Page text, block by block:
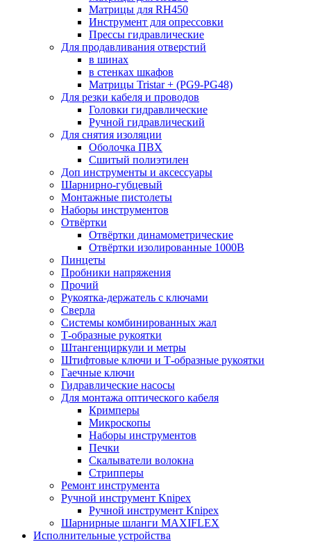
Матрицы для RH450
Инструмент для опрессовки
Прессы гидравлические
Для продавливания отверстий
в шинах
в стенках шкафов
Матрицы Tristar + (PG9-PG48)
Для резки кабеля и проводов
Головки гидравлические
Ручной гидравлический
Для снятия изоляции
Оболочка ПВХ
Сшитый полиэтилен
Доп инструменты и аксессуары
Шарнирно-губцевый
Монтажные пистолеты
Наборы инструментов
Отвёртки
Отвёртки динамометрические
Отвёртки изолированные 1000В
Пинцеты
Пробники напряжения
Прочий
Рукоятка-держатель с ключами
Сверла
Системы комбинированных жал
Т-образные рукоятки
Штангенциркули и метры
Штифтовые ключи и Т-образные рукоятки
Гаечные ключи
Гидравлические насосы
Для монтажа оптического кабеля
Кримперы
Микроскопы
Наборы инструментов
Печки
Скалыватели волокна
Стрипперы
Ремонт инструмента
Ручной инструмент Knipex
Ручной инструмент Knipex
Шарнирные шланги MAXIFLEX
Исполнительные устройства